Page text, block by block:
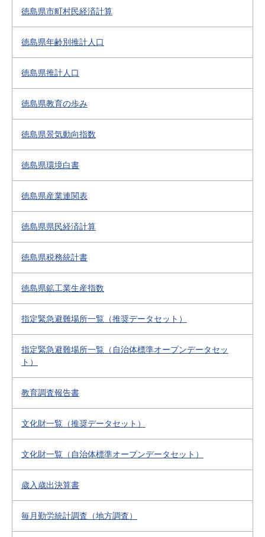
徳島県市町村民経済計算
徳島県年齢別推計人口
徳島県推計人口
徳島県教育の歩み
徳島県景気動向指数
徳島県環境白書
徳島県産業連関表
徳島県県民経済計算
徳島県税務統計書
徳島県鉱工業生産指数
指定緊急避難場所一覧（推奨データセット）
指定緊急避難場所一覧（自治体標準オープンデータセッ
ト）
教育調査報告書
文化財一覧（推奨データセット）
文化財一覧（自治体標準オープンデータセット）
歳入歳出決算書
毎月勤労統計調査（地方調査）